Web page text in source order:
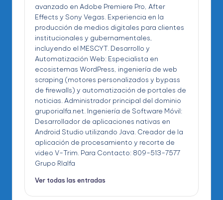
avanzado en Adobe Premiere Pro, After
Effects y Sony Vegas. Experiencia en la
producción de medios digitales para clientes
institucionales y gubernamentales,
incluyendo el MESCYT. Desarrollo y
Automatización Web: Especialista en
ecosistemas WordPress, ingeniería de web
scraping (motores personalizados y bypass
de firewalls) y automatización de portales de
noticias. Administrador principal del dominio
gruporialfa.net. Ingeniería de Software Móvil:
Desarrollador de aplicaciones nativas en
Android Studio utilizando Java. Creador de la
aplicación de procesamiento y recorte de
video V-Trim. Para Contacto: 809-513-7577
Grupo RIalfa
Ver todas las entradas